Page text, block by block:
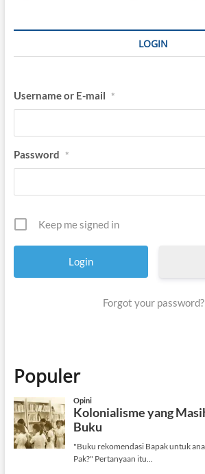
f
d
i
Z
h
r
LOGIN
Username or E-mail *
Password *
Keep me signed in
Forgot your password?
Populer